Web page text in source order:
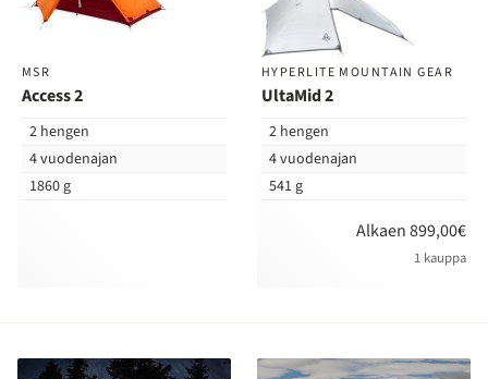
MSR
Access 2
2 hengen
4 vuodenajan
1860 g
HYPERLITE MOUNTAIN GEAR
UltaMid 2
2 hengen
4 vuodenajan
541 g
Alkaen 899,00€
1 kauppa